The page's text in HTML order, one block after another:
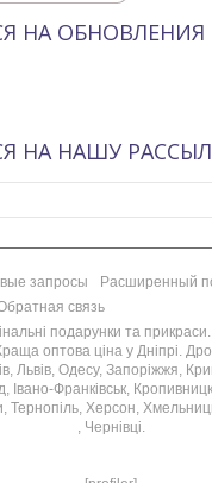
НА ОБНОВЛЕНИЯ
НА НАШУ
запросы
Расширенный
связь
подарунки та
оптова ціна у Дніпрі.
Львів, Одесу, Запоріжжя,
Франківськ,
Тернопіль, Херсон,
, Чернівці.